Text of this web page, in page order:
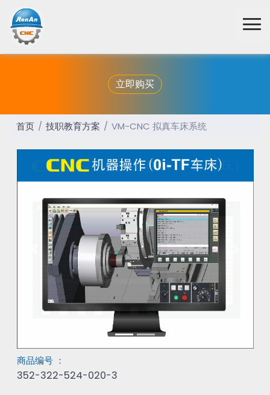
立即购买
首页 技职教育方案 VM-CNC 拟真车床系统
Previous
商品编号 ：
352-322-524-020-3